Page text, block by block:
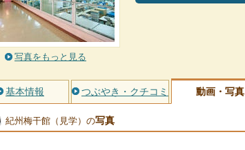
写真をもっと見る
基本情報 つぶやき・クチコミ 動画・写真
紀州梅干館（見学）の写真